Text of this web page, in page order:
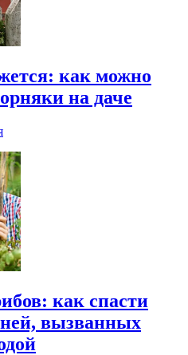
как можно
на даче
как спасти
вызванных